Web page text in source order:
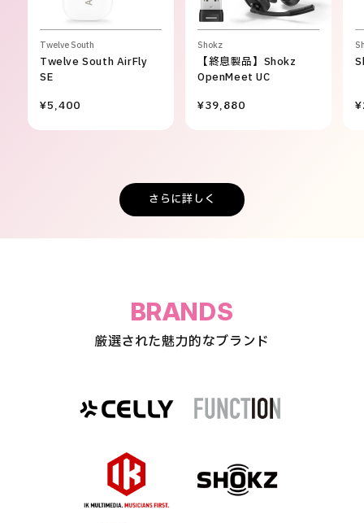
Twelve South
Twelve South AirFly
SE
¥5,400
Shokz
【終息製品】Shokz
OpenMeet UC
¥39,880
さらに詳しく
BRANDS
厳選された魅力的なブランド